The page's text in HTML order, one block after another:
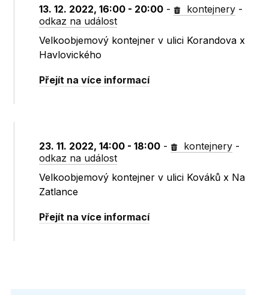
13. 12. 2022, 16:00 - 20:00 - kontejnery -
odkaz na událost
Velkoobjemový kontejner v ulici Korandova x
Havlovického
Přejít na více informací
23. 11. 2022, 14:00 - 18:00 - kontejnery -
odkaz na událost
Velkoobjemový kontejner v ulici Kováků x Na
Zatlance
Přejít na více informací